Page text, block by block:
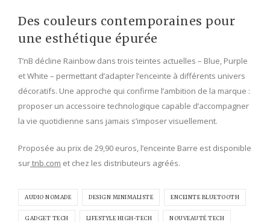
Des couleurs contemporaines pour
une esthétique épurée
T’nB décline Rainbow dans trois teintes actuelles – Blue, Purple
et White – permettant d’adapter l’enceinte à différents univers
décoratifs. Une approche qui confirme l’ambition de la marque :
proposer un accessoire technologique capable d’accompagner
la vie quotidienne sans jamais s’imposer visuellement.
Proposée au prix de 29,90 euros, l’enceinte Barre est disponible
surtnb.com et chez les distributeurs agréés.
AUDIO NOMADE DESIGN MINIMALISTE ENCEINTE BLUETOOTH
GADGET TECH LIFESTYLE HIGH-TECH NOUVEAUTÉ TECH